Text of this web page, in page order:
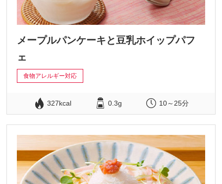
メープルパンケーキと豆乳ホイップパフ
ェ
食物アレルギー対応
327kcal 0.3g 10～25分